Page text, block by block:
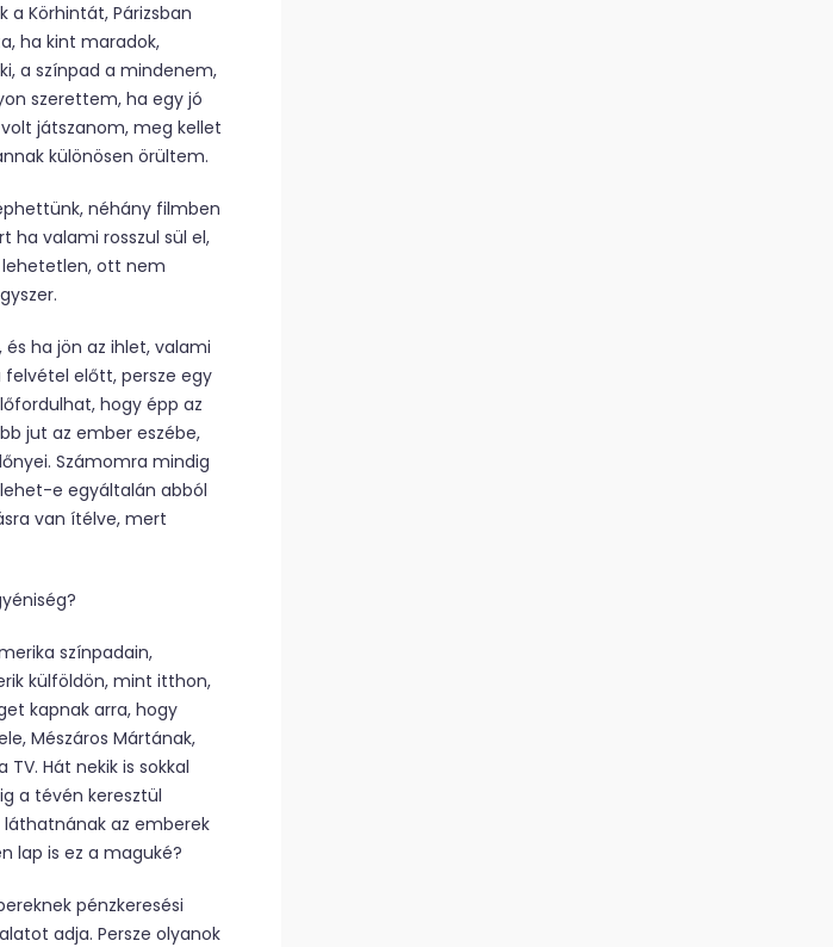
Körhintát, Párizsban
ha kint maradok,
a színpad a mindenem,
szerettem, ha egy jó
játszanom, meg kellet
különösen örültem.
néhány filmben
ha valami rosszul sül el,
lehetetlen, ott nem
ha jön az ihlet, valami
felvétel előtt, persze egy
hogy épp az
jut az ember eszébe,
Számomra mindig
e egyáltalán abból
van ítélve, mert
színpadain,
külföldön, mint itthon,
kapnak arra, hogy
Mészáros Mártának,
Hát nekik is sokkal
a tévén keresztül
az emberek
lap is ez a maguké?
pénzkeresési
adja. Persze olyanok